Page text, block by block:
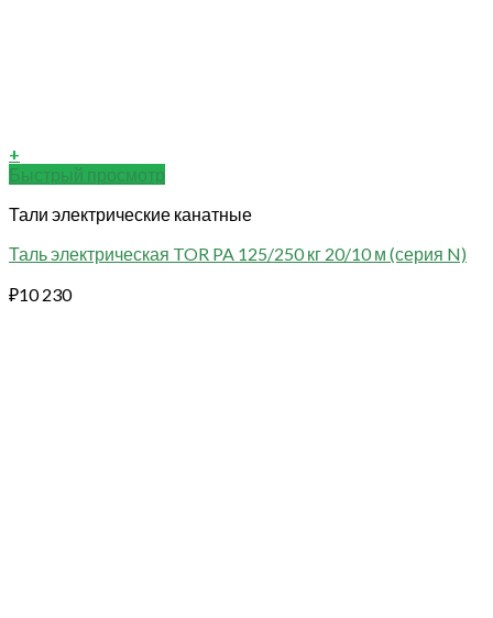
+
Быстрый просмотр
Тали электрические канатные
Таль электрическая TOR PA 125/250 кг 20/10 м (серия N)
₽10 230